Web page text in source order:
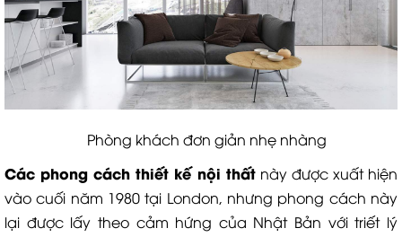
Phòng khách đơn giản nhẹ nhàng
Các phong cách thiết kế nội thấtnày được xuất hiện
vào cuối năm 1980 tại London, nhưng phong cách này
lại được lấy theo cảm hứng của Nhật Bản với triết lý